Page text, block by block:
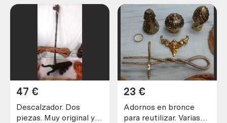
Descalzador. Dos
piezas. Muy original y
47 €
Adornos en bronce
para reutilizar. Varias
23 €